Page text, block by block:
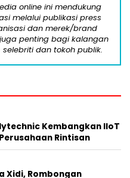
online ini mendukung
melalui publikasi press
dan merek/brand
penting bagi kalangan
dan tokoh publik.
Kembangkan IIoT
Rintisan
Xidi, Rombongan